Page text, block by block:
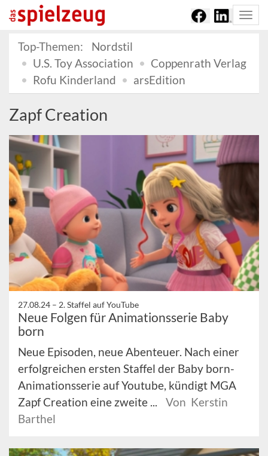
Top-Themen:
Nordstil
U.S. Toy Association
Coppenrath Verlag
Rofu Kinderland
arsEdition
Zapf Creation
27.08.24 – 2. Staffel auf YouTube
Neue Folgen für Animationsserie Baby
born
Neue Episoden, neue Abenteuer. Nach einer
erfolgreichen ersten Staffel der Baby born-
Animationsserie auf Youtube, kündigt MGA
Zapf Creation eine zweite ...
Von Kerstin
Barthel